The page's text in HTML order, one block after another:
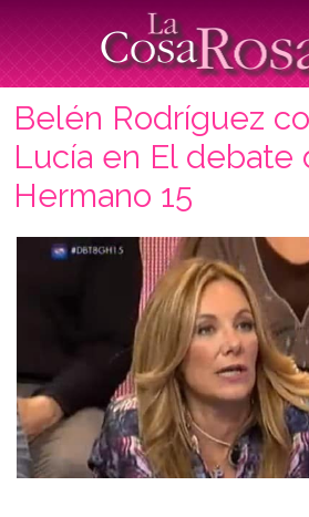
Belén Rodríguez
Lucía en El debate
Hermano 15